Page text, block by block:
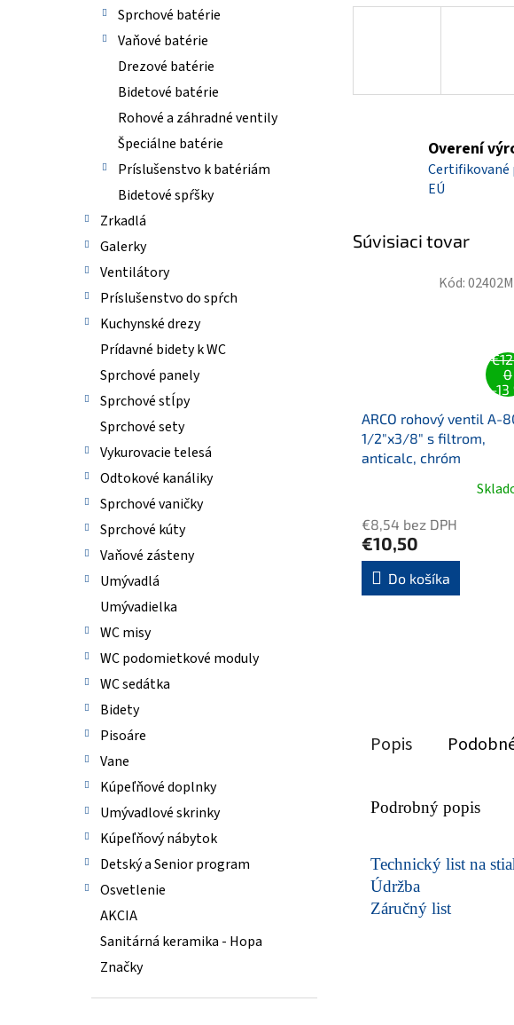
Sprchové batérie
Vaňové batérie
Drezové batérie
Bidetové batérie
Rohové a záhradné ventily
Špeciálne batérie
Príslušenstvo k batériám
Bidetové spŕšky
Zrkadlá
Galerky
Ventilátory
Príslušenstvo do spŕch
Kuchynské drezy
Prídavné bidety k WC
Sprchové panely
Sprchové stĺpy
Sprchové sety
Vykurovacie telesá
Odtokové kanáliky
Sprchové vaničky
Sprchové kúty
Vaňové zásteny
Umývadlá
Umývadielka
WC misy
WC podomietkové moduly
WC sedátka
Bidety
Pisoáre
Vane
Kúpeľňové doplnky
Umývadlové skrinky
Kúpeľňový nábytok
Detský a Senior program
Osvetlenie
AKCIA
Sanitárná keramika - Hopa
Značky
Overení
Certifikované
EÚ
Súvisiaci tovar
0
–13
ARCO rohový ventil A-
1/2"x3/8" s filtrom,
anticalc, chróm
€8,54 bez DPH
€10,50
Do košíka
Kód:
Popis
Podrobný popis
Technický list na
Údržba
Záručný list